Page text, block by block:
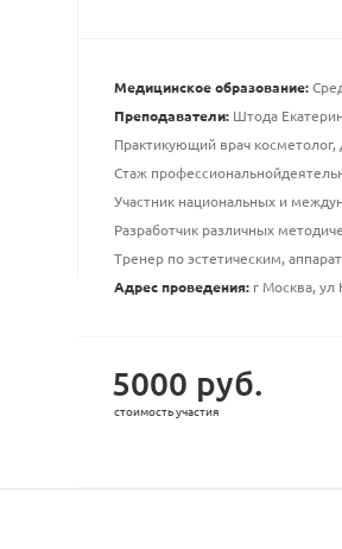
Медицинское образование:
Преподаватели:Штода
Практикующий врач косметолог,
Стаж
Участник национальных и
Разработчик различных
Тренер по эстетическим,
Адрес проведения:г Москва, ул
5000 руб.
стоимость участия